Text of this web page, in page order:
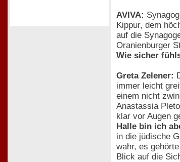
AVIVA:
Kippur, dem
auf die
Oranienburger
Wie sicher
Greta Zelener:
immer leicht
einem nicht
Anastassia
klar vor Augen
Halle bin ich
in die jüdische
wahr, es
Blick auf die